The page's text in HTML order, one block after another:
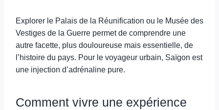
Explorer le Palais de la Réunification ou le Musée des
Vestiges de la Guerre permet de comprendre une
autre facette, plus douloureuse mais essentielle, de
l’histoire du pays. Pour le voyageur urbain, Saïgon est
une injection d’adrénaline pure.
Comment vivre une expérience